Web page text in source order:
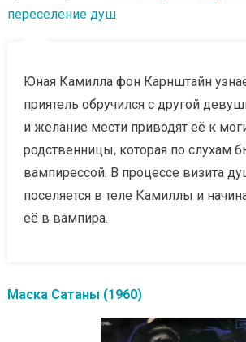
переселение душ
Юная Камилла фон Карнштайн
приятель обручился с другой
и желание мести приводят её к
родственницы, которая по слухам
вампирессой. В процессе визита
поселяется в теле Камиллы и
её в вампира.
Маска Сатаны (1960)